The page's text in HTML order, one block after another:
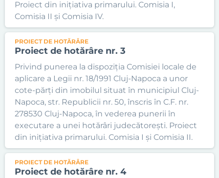
Proiect din inițiativa primarului. Comisia I,
Comisia II și Comisia IV.
PROIECT DE HOTĂRÂRE
Proiect de hotărâre nr. 3
Privind punerea la dispoziția Comisiei locale de
aplicare a Legii nr. 18/1991 Cluj-Napoca a unor
cote-părți din imobilul situat în municipiul Cluj-
Napoca, str. Republicii nr. 50, înscris în C.F. nr.
278530 Cluj-Napoca, în vederea punerii în
executare a unei hotărâri judecătorești. Proiect
din inițiativa primarului. Comisia I și Comisia II.
PROIECT DE HOTĂRÂRE
Proiect de hotărâre nr. 4